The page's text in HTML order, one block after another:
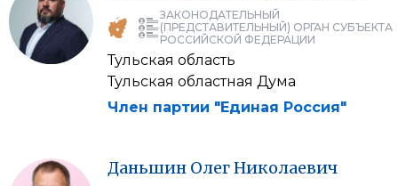
ЗАКОНОДАТЕЛЬНЫЙ
(ПРЕДСТАВИТЕЛЬНЫЙ) ОРГАН СУБЪЕКТА
РОССИЙСКОЙ ФЕДЕРАЦИИ
Тульская область
Тульская областная Дума
Член партии "Единая Россия"
Даньшин ОлегНиколаевич